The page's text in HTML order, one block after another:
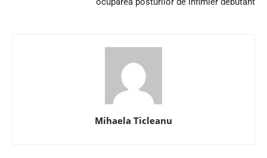
Mihaela Ticleanu